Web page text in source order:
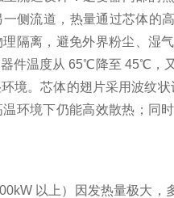
侧流道，热量通过芯体的
隔离，避免外界粉尘、湿
件温度从 65℃降至 45℃，
境。芯体的翅片采用波纹
环境下仍能高效散热；同
以上）因发热量极大，